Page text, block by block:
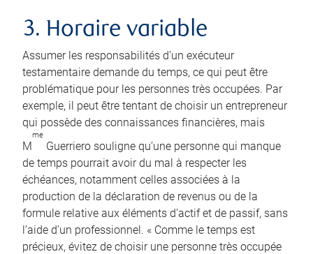
3. Horaire variable
Assumer les responsabilités d’un exécuteur
testamentaire demande du temps, ce qui peut être
problématique pour les personnes très occupées. Par
exemple, il peut être tentant de choisir un entrepreneur
qui possède des connaissances financières, mais
M
me
Guerriero souligne qu’une personne qui manque
de temps pourrait avoir du mal à respecter les
échéances, notamment celles associées à la
production de la déclaration de revenus ou de la
formule relative aux éléments d’actif et de passif, sans
l’aide d’un professionnel. « Comme le temps est
précieux, évitez de choisir une personne très occupée